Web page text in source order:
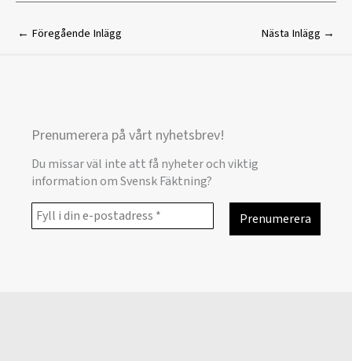
← Föregående Inlägg Nästa Inlägg →
Prenumerera på vårt nyhetsbrev!
Du missar väl inte att få nyheter och viktig
information om Svensk Fäktning?